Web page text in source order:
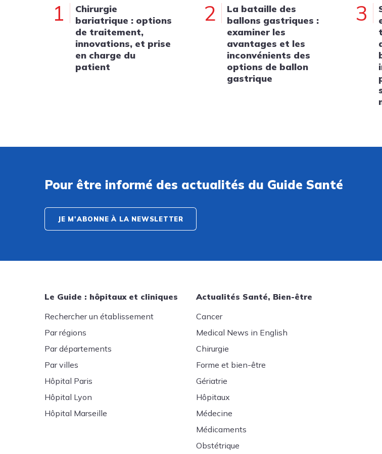
1
Chirurgie
bariatrique : options
de traitement,
innovations, et prise
en charge du
patient
2
La bataille des
ballons gastriques :
examiner les
avantages et les
inconvénients des
options de ballon
gastrique
3
Pour être informé des actualités du Guide Santé
JE M'ABONNE À LA NEWSLETTER
Le Guide : hôpitaux et cliniques
Rechercher un établissement
Par régions
Par départements
Par villes
Hôpital Paris
Hôpital Lyon
Hôpital Marseille
Actualités Santé, Bien-être
Cancer
Medical News in English
Chirurgie
Forme et bien-être
Gériatrie
Hôpitaux
Médecine
Médicaments
Obstétrique